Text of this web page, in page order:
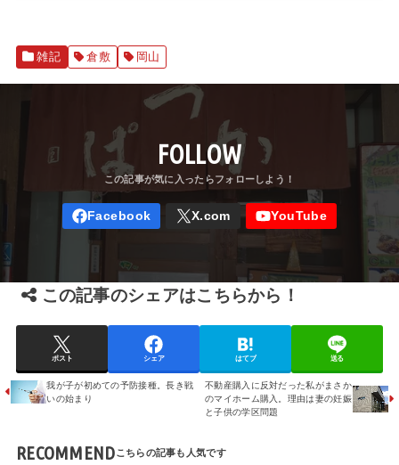
雑記 倉敷 岡山
FOLLOW
この記事のシェアはこちらから！
ポスト シェア はてブ 送る
我が子が初めての予防接種。長き戦
いの始まり
不動産購入に反対だった私がまさか
のマイホーム購入。理由は妻の妊娠
と子供の学区問題
RECOMMEND